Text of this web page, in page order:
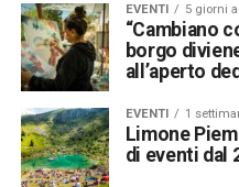
EVENTI 5 giorni
“Cambiano
borgo
all’aperto
EVENTI 1
Limone
di eventi dal